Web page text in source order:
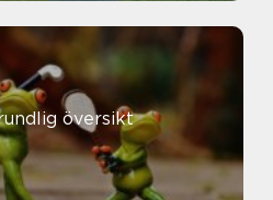
översikt